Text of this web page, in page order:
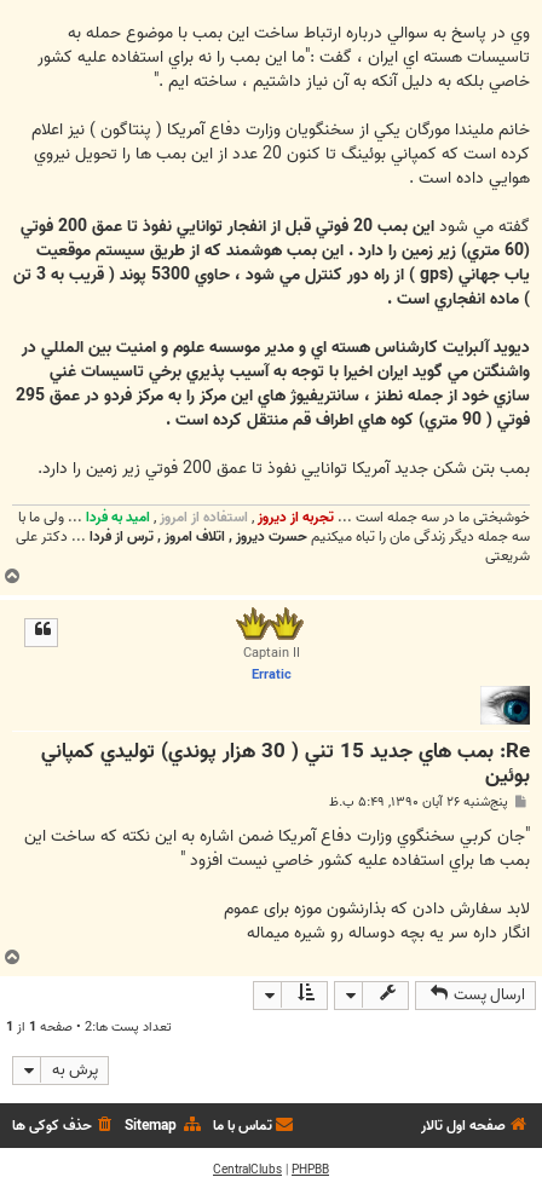
وي در پاسخ به سوالي درباره ارتباط ساخت اين بمب با موضوع حمله به
تاسيسات هسته اي ايران ، گفت :‌"‌ما اين بمب را نه براي استفاده عليه كشور
خاصي بلكه به دليل آنكه به آن نياز داشتيم ، ساخته ايم ."
خانم مليندا مورگان يكي از سخنگويان وزارت دفاع آمريكا ( پنتاگون ) نيز اعلام
كرده است كه كمپاني بوئينگ تا كنون 20 عدد از اين بمب ها را تحويل نيروي
هوايي داده است .
گفته مي شود
اين بمب 20 فوتي قبل از انفجار توانايي نفوذ تا عمق 200 فوتي
(60 متري) زير زمين را دارد .
اين بمب هوشمند كه از طريق سيستم موقعيت
ياب جهاني (gps ) از راه دور كنترل مي شود ، حاوي 5300 پوند ( قريب به 3 تن
) ماده انفجاري است .
ديويد آلبرايت كارشناس هسته اي و مدير موسسه علوم و امنيت بين المللي در
واشنگتن مي گويد ايران اخيرا با توجه به آسيب پذيري برخي تاسيسات غني
سازي خود از جمله نطنز ، سانتريفيوژ هاي اين مركز را به مركز فردو در عمق 295
فوتي ( 90 متري) كوه هاي اطراف قم منتقل كرده است .
بمب بتن شكن جديد آمريكا توانايي نفوذ تا عمق 200 فوتي زير زمين را دارد.
خوشبختی ما در سه جمله است ... تجربه از دیروز, استفاده از امروز,امید به فردا ... ولی ما با
سه جمله دیگر زندگی مان را تباه میکنیمحسرت دیروز , اتلاف امروز , ترس از فردا ... دکتر علی
شریعتی
Captain II
Erratic
Re: بمب هاي جديد 15 تني ( 30 هزار پوندي) توليدي كمپاني
بوئين
س
ت
پنج‌شنبه ۲۶ آبان ۱۳۹۰, ۵:۴۹ ب.ظ
"جان كربي سخنگوي وزارت دفاع آمريكا ضمن اشاره به اين نكته كه ساخت اين
بمب ها براي استفاده عليه كشور خاصي نيست افزود "
لابد سفارش دادن که بذارنشون موزه برای عموم
انگار داره سر یه بچه دوساله رو شیره میماله
ارسال پست
تعداد پست ها:2 • صفحه 1 از 1
پرش به
صفحه اول تالار حذف کوکی ها Sitemap تماس با ما
PHPBB
|
CentralClubs